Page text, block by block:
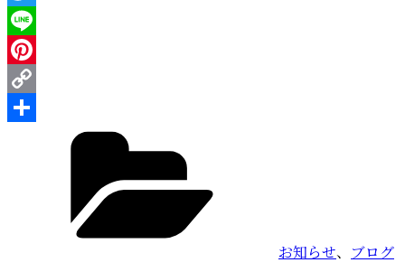
Twitter
Line
Pinterest
Copy
お知らせ、 ブログ